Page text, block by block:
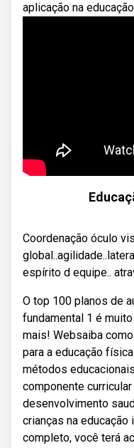
aplicação na
Coordenação óculo
espírito d equipe..
O top 100 planos de
fundamental 1 é
mais! Websaiba
para a educação
métodos
componente
desenvolvimento
crianças na
completo, você terá